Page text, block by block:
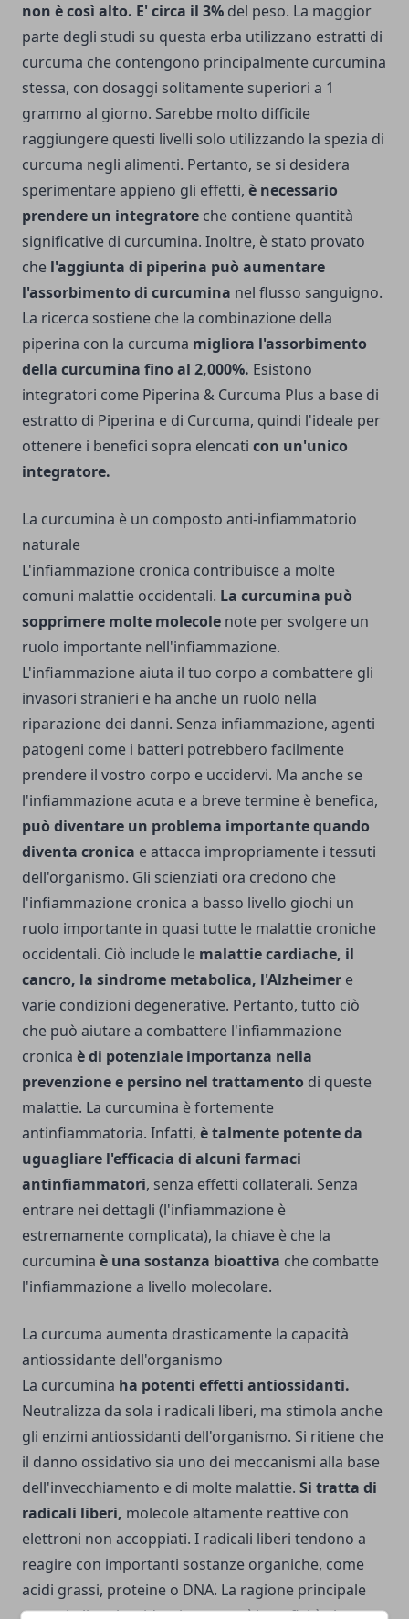
non è così alto. E' circa il 3% del peso. La maggior
parte degli studi su questa erba utilizzano estratti di
curcuma che contengono principalmente curcumina
stessa, con dosaggi solitamente superiori a 1
grammo al giorno. Sarebbe molto difficile
raggiungere questi livelli solo utilizzando la spezia di
curcuma negli alimenti. Pertanto, se si desidera
sperimentare appieno gli effetti, è necessario
prendere un integratore che contiene quantità
significative di curcumina. Inoltre, è stato provato
che l'aggiunta di piperina può aumentare
l'assorbimento di curcumina nel flusso sanguigno.
La ricerca sostiene che la combinazione della
piperina con la curcuma migliora l'assorbimento
della curcumina fino al 2,000%. Esistono
integratori come Piperina & Curcuma Plus a base di
estratto di Piperina e di Curcuma, quindi l'ideale per
ottenere i benefici sopra elencati con un'unico
integratore.
La curcumina è un composto anti-infiammatorio
naturale
L'infiammazione cronica contribuisce a molte
comuni malattie occidentali. La curcumina può
sopprimere molte molecole note per svolgere un
ruolo importante nell'infiammazione.
L'infiammazione aiuta il tuo corpo a combattere gli
invasori stranieri e ha anche un ruolo nella
riparazione dei danni. Senza infiammazione, agenti
patogeni come i batteri potrebbero facilmente
prendere il vostro corpo e uccidervi. Ma anche se
l'infiammazione acuta e a breve termine è benefica,
può diventare un problema importante quando
diventa cronica e attacca impropriamente i tessuti
dell'organismo. Gli scienziati ora credono che
l'infiammazione cronica a basso livello giochi un
ruolo importante in quasi tutte le malattie croniche
occidentali. Ciò include le malattie cardiache, il
cancro, la sindrome metabolica, l'Alzheimer e
varie condizioni degenerative. Pertanto, tutto ciò
che può aiutare a combattere l'infiammazione
cronica è di potenziale importanza nella
prevenzione e persino nel trattamento di queste
malattie. La curcumina è fortemente
antinfiammatoria. Infatti, è talmente potente da
uguagliare l'efficacia di alcuni farmaci
antinfiammatori, senza effetti collaterali. Senza
entrare nei dettagli (l'infiammazione è
estremamente complicata), la chiave è che la
curcumina è una sostanza bioattiva che combatte
l'infiammazione a livello molecolare.
La curcuma aumenta drasticamente la capacità
antiossidante dell'organismo
La curcumina ha potenti effetti antiossidanti.
Neutralizza da sola i radicali liberi, ma stimola anche
gli enzimi antiossidanti dell'organismo. Si ritiene che
il danno ossidativo sia uno dei meccanismi alla base
dell'invecchiamento e di molte malattie. Si tratta di
radicali liberi, molecole altamente reattive con
elettroni non accoppiati. I radicali liberi tendono a
reagire con importanti sostanze organiche, come
acidi grassi, proteine o DNA. La ragione principale